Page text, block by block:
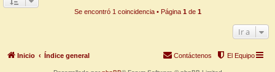
Se encontró 1 coincidencia • Página 1de 1
Ir a
Inicio Índice general El Equipo
Contáctenos